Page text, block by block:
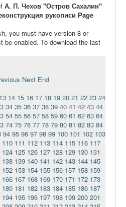
А. П. Чехов "Остров Сахалин"
рукописи Page
you must have version 8 or
be enabled. To download the last
Next End
13 14 15 16 17 18 19 20 21 22 23 24
34 35 36 37 38 39 40 41 42 43 44
54 55 56 57 58 59 60 61 62 63 64
74 75 76 77 78 79 80 81 82 83 84
94 95 96 97 98 99 100 101 102 103
110 111 112 113 114 115 116 117
124 125 126 127 128 129 130 131
138 139 140 141 142 143 144 145
152 153 154 155 156 157 158 159
166 167 168 169 170 171 172 173
180 181 182 183 184 185 186 187
194 195 196 197 198 199 200 201